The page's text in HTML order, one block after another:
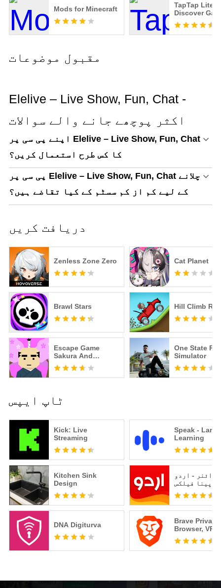
Mods for Minecraft
TapTap Lite -
Discover
مقبول موضوعات
Elelive – Live Show, Fun, Chat -
اکثر پوچھے جانے والے سوالات
اپنے پی سی پر Elelive – Live Show, Fun, Chat
کا کس طرح استعمال کریں؟
پی سی پر Elelive – Live Show, Fun, Chat چلانے
کے لیے کم از کم سسٹم کے کیا تقاضے ہیں؟
دریافت کریں
Zenless Zone Zero Cat Planet
Brawl Stars Hill Climb
Escape Game
Sakura And
Samurai
One State RP
Simulator
ٹاپ ایپس
Kick: Live
Streaming
Kitchen Sink
Design
DNA Digiturva
Speak -
Learning
- اردو
پینا فیلکس
Brave Private
Browser, VPN